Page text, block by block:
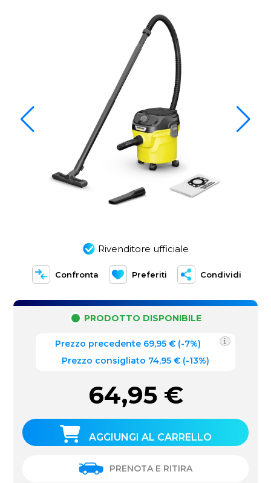
Rivenditore ufficiale
Confronta Preferiti Condividi
PRODOTTO DISPONIBILE
Prezzo precedente 69,95 € (-7%)
Prezzo consigliato 74,95 € (-13%)
64,95 €
AGGIUNGI AL CARRELLO
PRENOTA E RITIRA